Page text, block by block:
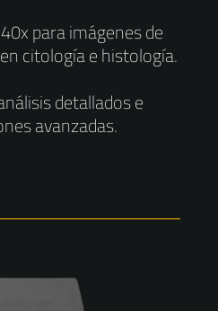
para imágenes de
citología e histología.
detallados e
avanzadas.